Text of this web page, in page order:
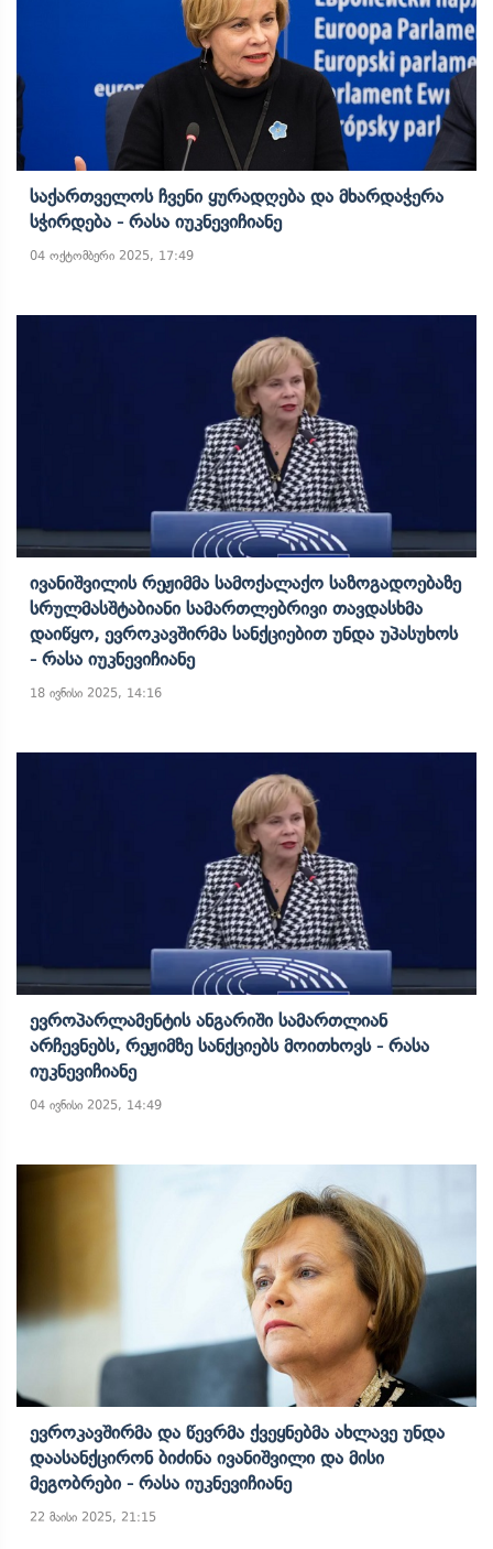
Საქართველოს Ჩვენი Ყურადღება Და Მხარდაჭერა
Სჭირდება - Რასა Იუკნევიჩიანე
04 ოქტომბერი 2025, 17:49
Ივანიშვილის Რეჟიმმა Სამოქალაქო Საზოგადოებაზე
Სრულმასშტაბიანი Სამართლებრივი Თავდასხმა
Დაიწყო, Ევროკავშირმა Სანქციებით Უნდა Უპასუხოს
- Რასა Იუკნევიჩიანე
18 ივნისი 2025, 14:16
Ევროპარლამენტის Ანგარიში Სამართლიან
Არჩევნებს, Რეჟიმზე Სანქციებს Მოითხოვს - Რასა
Იუკნევიჩიანე
04 ივნისი 2025, 14:49
Ევროკავშირმა Და Წევრმა Ქვეყნებმა Ახლავე Უნდა
Დაასანქცირონ Ბიძინა Ივანიშვილი Და Მისი
Მეგობრები - Რასა Იუკნევიჩიანე
22 მაისი 2025, 21:15